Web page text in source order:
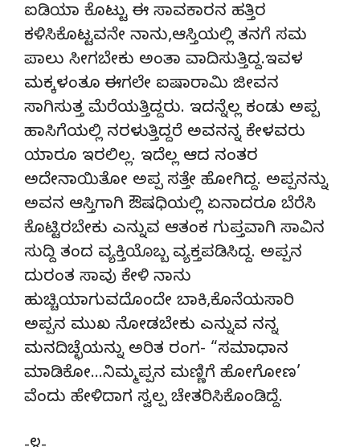
ಐಡಿಯಾ ಕೊಟ್ಟು ಈ ಸಾವಕಾರನ ಹತ್ತಿರ
ಕಳಿಸಿಕೊಟ್ಟವನೇ ನಾನು,ಆಸ್ತಿಯಲ್ಲಿ ತನಗೆ ಸಮ
ಪಾಲು ಸೀಗಬೇಕು ಅಂತಾ ವಾದಿಸುತ್ತಿದ್ದ.ಇವಳ
ಮಕ್ಕಳಂತೂ ಈಗಲೇ ಐಷಾರಾಮಿ ಜೀವನ
ಸಾಗಿಸುತ್ತ ಮೆರೆಯತ್ತಿದ್ದರು. ಇದನ್ನೆಲ್ಲ ಕಂಡು ಅಪ್ಪ
ಹಾಸಿಗೆಯಲ್ಲಿ ನರಳುತ್ತಿದ್ದರೆ ಅವನನ್ನ ಕೇಳವರು
ಯಾರೂ ಇರಲಿಲ್ಲ. ಇದೆಲ್ಲ ಆದ ನಂತರ
ಅದೇನಾಯಿತೋ ಅಪ್ಪ ಸತ್ತೇ ಹೋಗಿದ್ದ. ಅಪ್ಪನನ್ನು
ಅವನ ಆಸ್ತಿಗಾಗಿ ಔಷಧಿಯಲ್ಲಿ ಏನಾದರೂ ಬೆರೆಸಿ
ಕೊಟ್ಟಿರಬೇಕು ಎನ್ನುವ ಆತಂಕ ಗುಪ್ತವಾಗಿ ಸಾವಿನ
ಸುದ್ದಿ ತಂದ ವ್ಯಕ್ತಿಯೊಬ್ಬ ವ್ಯಕ್ತಪಡಿಸಿದ್ದ. ಅಪ್ಪನ
ದುರಂತ ಸಾವು ಕೇಳಿ ನಾನು
ಹುಚ್ಚಿಯಾಗುವದೊಂದೇ ಬಾಕಿ,ಕೊನೆಯಸಾರಿ
ಅಪ್ಪನ ಮುಖ ನೋಡಬೇಕು ಎನ್ನುವ ನನ್ನ
ಮನದಿಚ್ಛೆಯನ್ನು ಅರಿತ ರಂಗ- “ಸಮಾಧಾನ
ಮಾಡಿಕೋ…ನಿಮ್ಮಪ್ಪನ ಮಣ್ಣಿಗೆ ಹೋಗೋಣ’
ವೆಂದು ಹೇಳಿದಾಗ ಸ್ವಲ್ಪ ಚೇತರಿಸಿಕೊಂಡಿದ್ದೆ.